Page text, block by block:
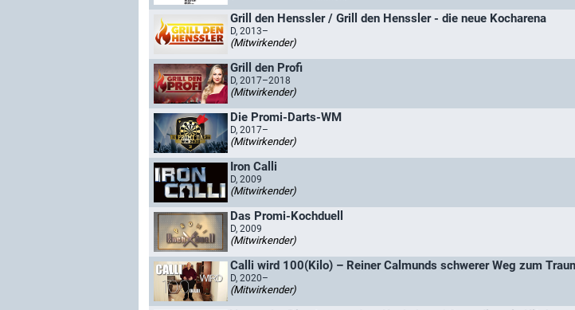
Grill den Henssler / Grill den Henssler - die neue Kocharena
D, 2013–
(Mitwirkender)
Grill den Profi
D, 2017–2018
(Mitwirkender)
Die Promi-Darts-WM
D, 2017–
(Mitwirkender)
Iron Calli
D, 2009
(Mitwirkender)
Das Promi-Kochduell
D, 2009
(Mitwirkender)
Calli wird 100(Kilo) – Reiner Calmunds schwerer Weg zum
D, 2020–
(Mitwirkender)